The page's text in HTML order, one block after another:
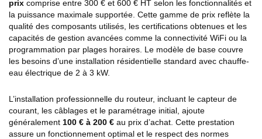
prix comprise entre 300 € et 600 € HT selon les fonctionnalités et
la puissance maximale supportée. Cette gamme de prix reflète la
qualité des composants utilisés, les certifications obtenues et les
capacités de gestion avancées comme la connectivité WiFi ou la
programmation par plages horaires. Le modèle de base couvre
les besoins d’une installation résidentielle standard avec chauffe-
eau électrique de 2 à 3 kW.
L’installation professionnelle du routeur, incluant le capteur de
courant, les câblages et le paramétrage initial, ajoute
généralement 100 € à 200 € au prix d’achat. Cette prestation
assure un fonctionnement optimal et le respect des normes